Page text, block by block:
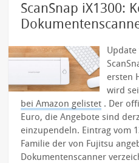
ScanSnap iX1300:
ersten
wird
bei Amazon gelistet . Der
Euro, die Angebote sind
einzupendeln. Eintrag vom
Familie der von Fujitsu
Dokumentenscanner